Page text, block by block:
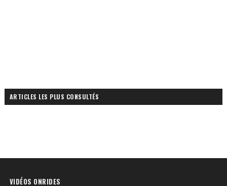
ARTICLES LES PLUS CONSULTÉS
VIDÉOS ONRIDES